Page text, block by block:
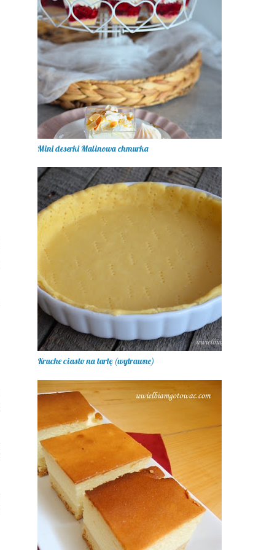
Mini deserki Malinowa chmurka
Kruche ciasto na tartę (wytrawne)